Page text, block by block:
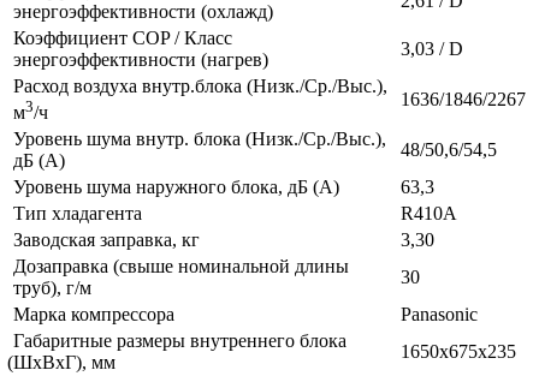
энергоэффективности (охлажд)
Коэффициент COP / Класс
энергоэффективности (нагрев)
3,03 / D
Расход воздуха внутр.блока (Низк./Ср./Выс.),
м3/ч
1636/1846/2267
Уровень шума внутр. блока (Низк./Ср./Выс.),
дБ (А)
48/50,6/54,5
Уровень шума наружного блока, дБ (A)
63,3
Тип хладагента
R410A
Заводская заправка, кг
3,30
Дозаправка (свыше номинальной длины
труб), г/м
30
Марка компрессора
Panasonic
Габаритные размеры внутреннего блока
(ШxВxГ), мм
1650x675x235